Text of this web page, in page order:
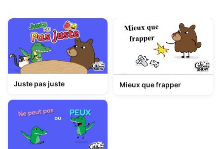
Juste pas juste Mieux que frapper